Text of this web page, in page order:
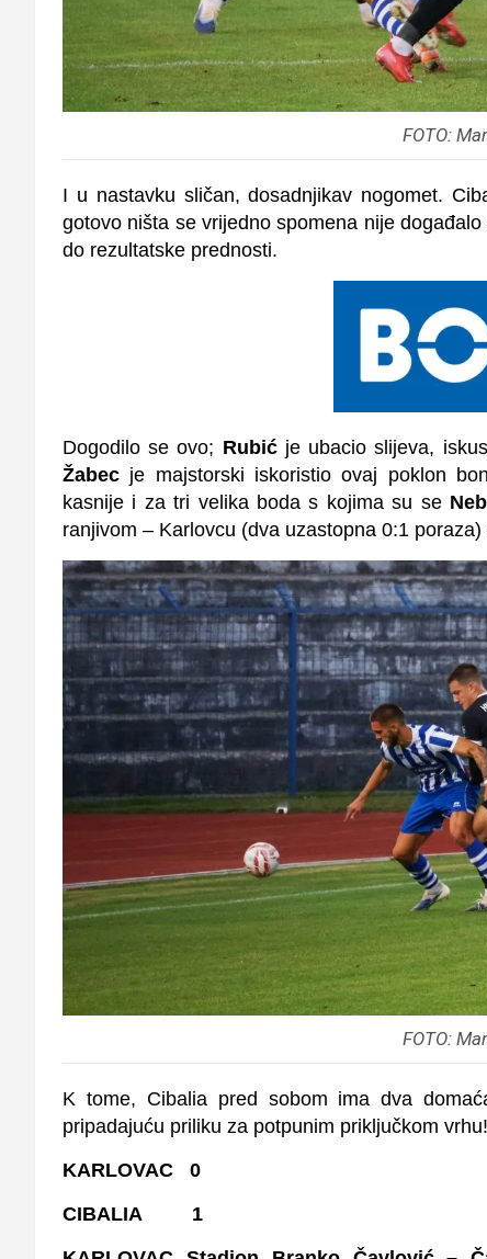
FOTO:
I u nastavku sličan, dosadnjikav nogomet.
gotovo ništa se vrijedno spomena nije
do rezultatske prednosti.
Dogodilo se ovo; Rubićje ubacio slijeva,
Žabec je majstorski iskoristio ovaj poklon
kasnije i za tri velika boda s kojima su se
ranjivom – Karlovcu (dva uzastopna 0:1
FOTO:
K tome, Cibalia pred sobom ima dva
pripadajuću priliku za potpunim priključkom vrhu!
KARLOVAC 0
CIBALIA 1